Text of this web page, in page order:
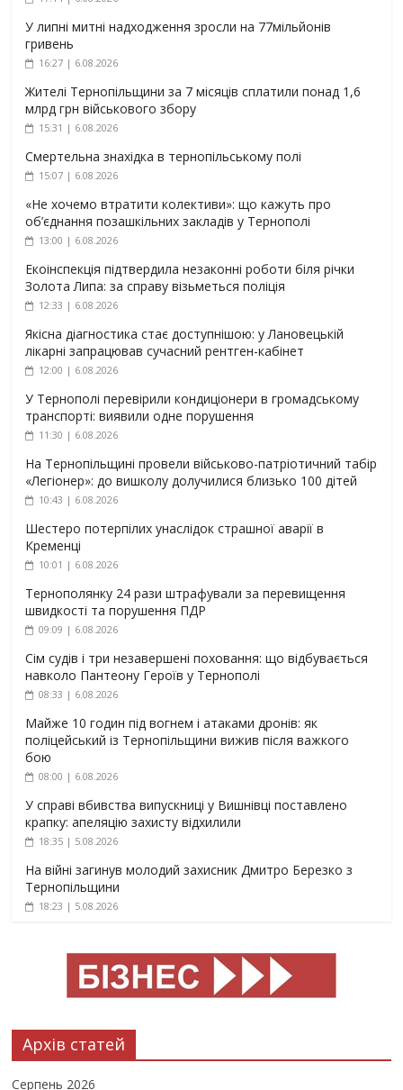
У липні митні надходження зросли на 77мільйонів
гривень
16:27 | 6.08.2026
Жителі Тернопільщини за 7 місяців сплатили понад 1,6
млрд грн військового збору
15:31 | 6.08.2026
Смертельна знахідка в тернопільському полі
15:07 | 6.08.2026
«Не хочемо втратити колективи»: що кажуть про
об’єднання позашкільних закладів у Тернополі
13:00 | 6.08.2026
Екоінспекція підтвердила незаконні роботи біля річки
Золота Липа: за справу візьметься поліція
12:33 | 6.08.2026
Якісна діагностика стає доступнішою: у Лановецькій
лікарні запрацював сучасний рентген-кабінет
12:00 | 6.08.2026
У Тернополі перевірили кондиціонери в громадському
транспорті: виявили одне порушення
11:30 | 6.08.2026
На Тернопільщині провели військово-патріотичний табір
«Легіонер»: до вишколу долучилися близько 100 дітей
10:43 | 6.08.2026
Шестеро потерпілих унаслідок страшної аварії в
Кременці
10:01 | 6.08.2026
Тернополянку 24 рази штрафували за перевищення
швидкості та порушення ПДР
09:09 | 6.08.2026
Сім судів і три незавершені поховання: що відбувається
навколо Пантеону Героїв у Тернополі
08:33 | 6.08.2026
Майже 10 годин під вогнем і атаками дронів: як
поліцейський із Тернопільщини вижив після важкого
бою
08:00 | 6.08.2026
У справі вбивства випускниці у Вишнівці поставлено
крапку: апеляцію захисту відхилили
18:35 | 5.08.2026
На війні загинув молодий захисник Дмитро Березко з
Тернопільщини
18:23 | 5.08.2026
Архів статей
Серпень 2026